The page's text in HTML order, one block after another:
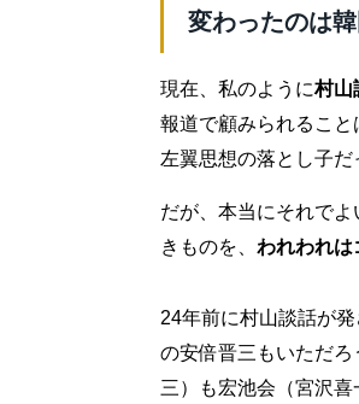
変わったのは
現在、私のように村山
報道で顧みられるこ
左翼思想の落とし子だ
だが、本当にそれでよ
きものを、 われわれは
24年前に村山談話が
の安倍晋三もいただ
三）も宏池会（宮沢喜